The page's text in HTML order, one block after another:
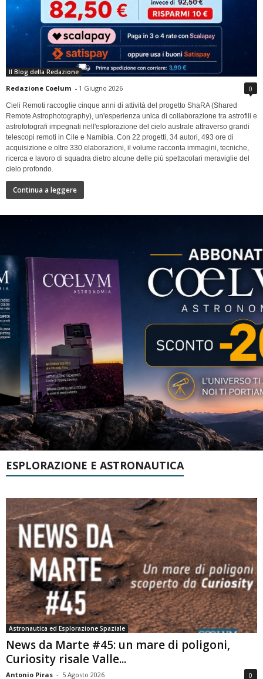
Il Blog della Redazione
Redazione Coelum - 1 Giugno 2026 0
Cieli Remoti raccoglie cinque anni di attività del progetto ShaRA (Shared
Remote Astrophotography), un'esperienza unica di collaborazione tra astrofili e
astrofotografi impegnati nell'esplorazione del cielo australe attraverso grandi
telescopi remoti in Cile e Namibia. Con 22 progetti, 34 autori, 493 ore di
acquisizione e oltre 330 elaborazioni, il volume racconta immagini, tecniche,
ricerca e lavoro di squadra dietro alcune delle più spettacolari meraviglie del
cielo profondo.
Continua a leggere
ESPLORAZIONE E ASTRONAUTICA
Astronautica ed Esplorazione Spaziale
News da Marte #45: un mare di poligoni,
Curiosity risale Valle...
Antonio Piras - 5 Agosto 2026 0